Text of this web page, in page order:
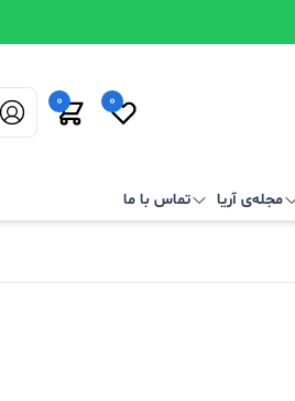
0
0
مجله‌ی آریا تماس با ما